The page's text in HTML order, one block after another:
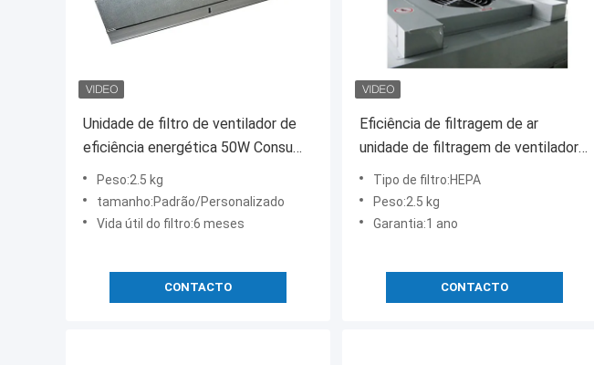
Unidade de filtro de ventilador de
eficiência energética 50W Consumo
de energia 200CFM Fluxo de ar
Peso:2.5 kg
tamanho:Padrão/Personalizado
Vida útil do filtro:6 meses
CONTACTO
Eficiência de filtragem de ar
unidade de filtragem de ventilador
montada na parede 1225 X 615 X
350 mm
Tipo de filtro:HEPA
Peso:2.5 kg
Garantia:1 ano
CONTACTO